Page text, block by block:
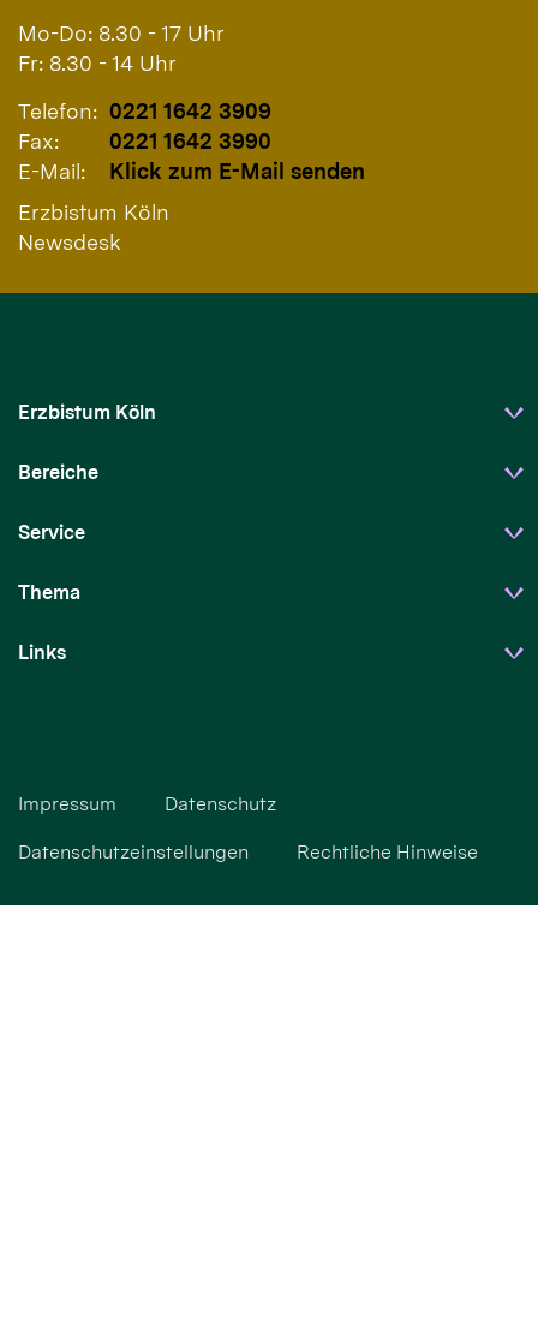
Mo-Do: 8.30 - 17 Uhr
Fr: 8.30 - 14 Uhr
Telefon: 0221 1642 3909
Fax:
0221 1642 3990
E-Mail:
Klick zum E-Mail senden
Erzbistum Köln
Newsdesk
Erzbistum Köln
Bereiche
Service
Thema
Links
Impressum Datenschutz
Datenschutzeinstellungen Rechtliche Hinweise